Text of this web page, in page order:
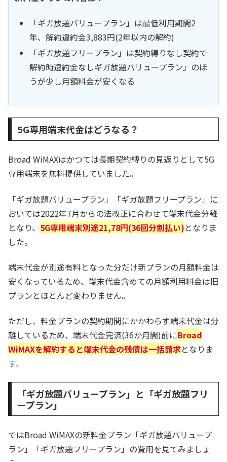
「ギガ放題バリュープラン」は最低利用期間2
年、解約違約金3,883円(2年以内の解約)
「ギガ放題フリープラン」は契約縛りなし契約で
解約時違約金なしギガ放題バリュープラン」のほ
うが少し月額料金が安くなる
5G専用端末代金はどうなる？
Broad WiMAXはかつては長期契約縛りの見返りとして5G
専用端末を無料提供していました。
「ギガ放題バリュープラン」「ギガ放題フリープラン」に
おいては2022年7月からの法改正に合わせて端末代金分離
となり、 5G専用端末別途21,78円(36回分割払い)となりま
した。
端末代金が別途有料となった分だけ新プランの月額料金は
安くなっているため、端末代金含めての月額利用料金は旧
プランとほとんど変わりません。
ただし、料金プランの契約期間にかかわらず端末代金は分
離しているため、端末代金完済(36か月間)前にBroad
WiMAXを解約すると端末代金の残債は一括請求となりま
す。
「ギガ放題バリュープラン」と「ギガ放題フリ
ープラン」
ではBroad WiMAXの新料金プラン「ギガ放題バリュープ
ラン」「ギガ放題フリープラン」の費用を見てみましょ